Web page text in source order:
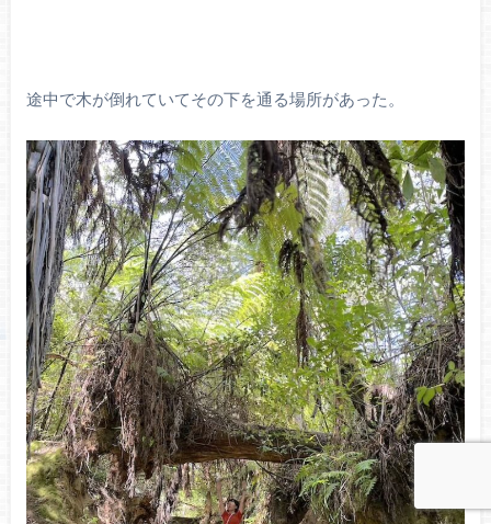
途中で木が倒れていてその下を通る場所があった。